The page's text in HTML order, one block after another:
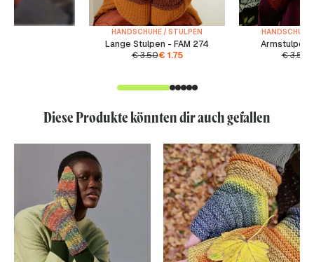
HANDSCHUHE / STULPEN
Lange Stulpen - FAM 274
€3.50€ 1.75
Armstulpen
€3.50
Diese Produkte könnten dir auch gefallen